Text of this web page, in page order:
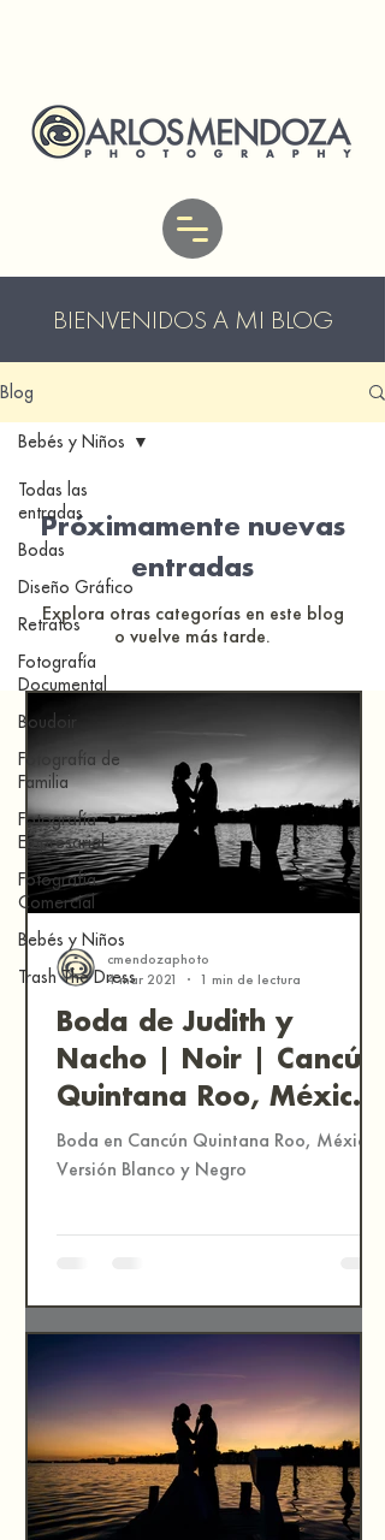
BIENVENIDOS A MI BLOG
Blog
Todas las
entradas
Bodas
Diseño Gráfico
Retratos
Fotografía
Documental
Boudoir
Fotografía de
Familia
Fotografía
Empresarial
Fotografía
Comercial
Bebés y Niños
Trash The Dress
Bebés y Niños
Próximamente nuevas
entradas
Explora otras categorías en este blog
o vuelve más tarde.
Boda de Judith y
Nacho | Noir | Cancún,
Quintana Roo, México
| Fotografía
Documental de Bodas
Boda en Cancún Quintana Roo, México.
Versión Blanco y Negro
cmendozaphoto
4 mar 2021
1 min de lectura